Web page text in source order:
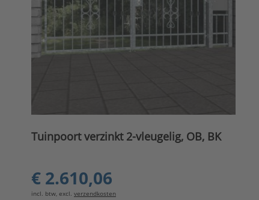
Tuinpoort verzinkt 2-vleugelig, OB, BK
€ 2.610,06
incl. btw, excl. verzendkosten